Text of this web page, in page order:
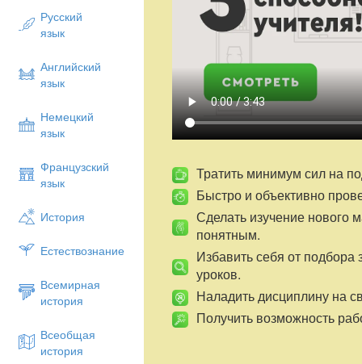
Русский
язык
Английский
язык
Немецкий
язык
Французский
язык
История
Естествознание
Всемирная
история
Всеобщая
история
Круг радости
Учащиеся вместе с учителем
Итоги домашнего задания
Ребята, на прошлом уроке вам было
нашей природы. Давайте посмотрим
из вашего материала.
Просмотр видеоматериала
Цитата урока
«Нет ничего краше родной земли»
— Согласны ли вы с этим
— Наша земля прекрасна.
« Если вдруг…».Условия этой
ситуаций ,а вы её продолжать .
Например :если люди уничтожат все
Тратить минимум сил на
Быстро и объективно
Сделать изучение нового
понятным.
Избавить себя от подбора
уроков.
Наладить дисциплину на
Получить возможность